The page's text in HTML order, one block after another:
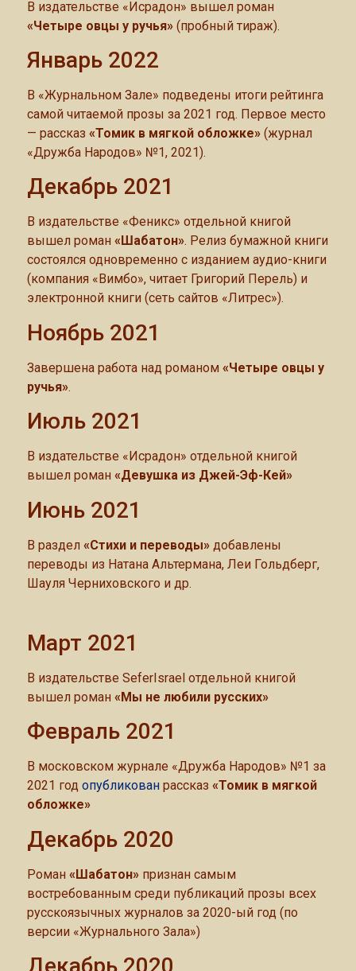
В издательстве «Исрадон» вышел роман
«Четыре овцы у ручья» (пробный тираж).
Январь 2022
В «Журнальном Зале» подведены итоги рейтинга
самой читаемой прозы за 2021 год. Первое место
— рассказ «Томик в мягкой обложке» (журнал
«Дружба Народов» №1, 2021).
Декабрь 2021
В издательстве «Феникс» отдельной книгой
вышел роман «Шабатон». Релиз бумажной книги
состоялся одновременно с изданием аудио-книги
(компания «Вимбо», читает Григорий Перель) и
электронной книги (сеть сайтов «Литрес»).
Ноябрь 2021
Завершена работа над романом «Четыре овцы у
ручья».
Июль 2021
В издательстве «Исрадон» отдельной книгой
вышел роман «Девушка из Джей-Эф-Кей»
Июнь 2021
В раздел «Стихи и переводы» добавлены
переводы из Натана Альтермана, Леи Гольдберг,
Шауля Черниховского и др.
Март 2021
В издательстве SeferIsrael отдельной книгой
вышел роман «Мы не любили русских»
Февраль 2021
В московском журнале «Дружба Народов» №1 за
2021 год опубликован рассказ «Томик в мягкой
обложке»
Декабрь 2020
Роман «Шабатон» признан самым
востребованным среди публикаций прозы всех
русскоязычных журналов за 2020-ый год (по
версии «Журнального Зала»)